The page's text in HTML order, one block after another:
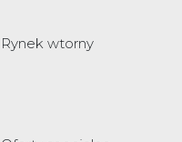
Rynek wtorny